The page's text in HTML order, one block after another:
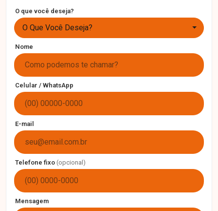
O que você deseja?
O Que Você Deseja?
Nome
Celular / WhatsApp
E-mail
Telefone fixo (opcional)
Mensagem